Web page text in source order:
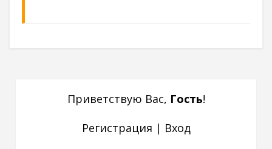
Приветствую Вас, Гость!
Регистрация | Вход